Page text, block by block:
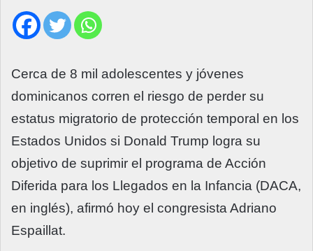
Cerca de 8 mil adolescentes y jóvenes
dominicanos corren el riesgo de perder su
estatus migratorio de protección temporal en los
Estados Unidos si Donald Trump logra su
objetivo de suprimir el programa de Acción
Diferida para los Llegados en la Infancia (DACA,
en inglés), afirmó hoy el congresista Adriano
Espaillat.